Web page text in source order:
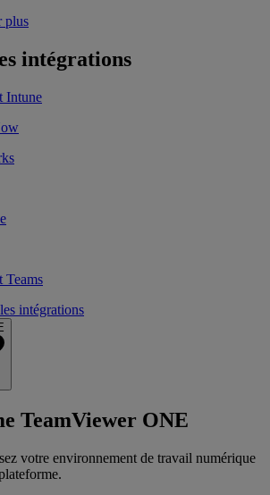
plus
intégrations
Intune
Teams
intégrations
TeamViewer ONE
votre environnement de travail numérique